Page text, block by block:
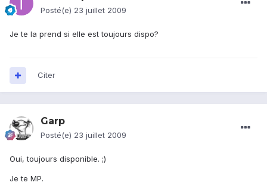
Posté(e) 23 juillet 2009
Je te la prend si elle est toujours dispo?
Citer
Garp
Posté(e) 23 juillet 2009
Oui, toujours disponible. ;)
Je te MP.